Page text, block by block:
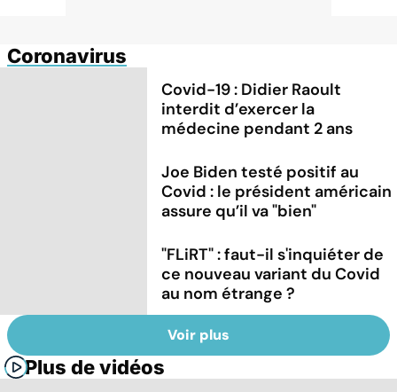
Coronavirus
Covid-19 : Didier Raoult
interdit d’exercer la
médecine pendant 2 ans
Joe Biden testé positif au
Covid : le président américain
assure qu’il va "bien"
"FLiRT" : faut-il s'inquiéter de
ce nouveau variant du Covid
au nom étrange ?
Voir plus
Plus de vidéos